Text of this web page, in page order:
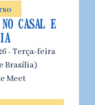
CASAL E
- Terça-feira
Brasília)
Meet